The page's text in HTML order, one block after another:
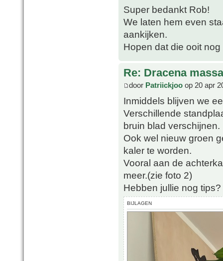
Super bedankt Rob!
We laten hem even
aankijken.
Hopen dat die ooit
Re: Dracena
door Patriickjoo op 20 apr
Inmiddels blijven we
Verschillende
bruin blad verschijnen.
Ook wel nieuw groen
kaler te worden.
Vooral aan de
meer.(zie foto 2)
Hebben jullie nog tips?
BIJLAGEN